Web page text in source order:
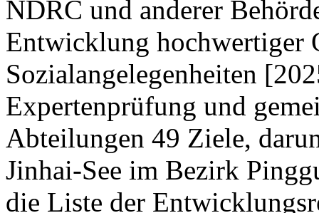
NDRC und anderer
Entwicklung hochwertiger
Sozialangelegenheiten
Expertenprüfung und
Abteilungen 49 Ziele,
Jinhai-See im Bezirk
die Liste der